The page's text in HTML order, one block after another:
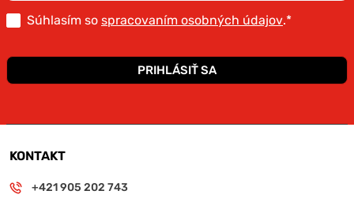
Súhlasím so spracovaním osobných údajov.*
PRIHLÁSIŤ SA
KONTAKT
+421 905 202 743